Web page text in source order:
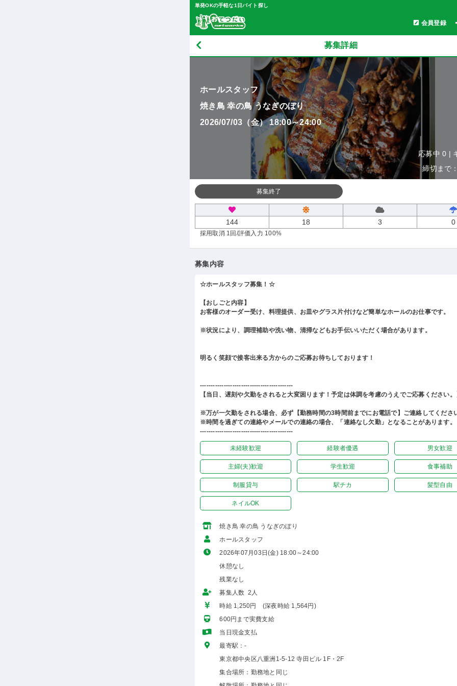
単発OKの手軽な1日バイト探し
会員登録
募集詳細
ホールスタッフ
焼き鳥 幸の鳥 うなぎのぼり
2026/07/03（金） 18:00～24:00
応募中 0 |
締切まで
募集終了
144 18 3 0
採用取消 1回 /評価入力 100%
募集内容
☆ホールスタッフ募集！☆
【おしごと内容】
お客様のオーダー受け、料理提供、お皿やグラス片付けなど簡単なホールのお仕事です。
※状況により、調理補助や洗い物、清掃などもお手伝いいただく場合があります。
明るく笑顔で接客出来る方からのご応募お待ちしております！
-------------------------------------------
【当日、遅刻や欠勤をされると大変困ります！予定は体調を考慮のうえでご応募ください
※万が一欠勤をされる場合、必ず【勤務時間の3時間前までにお電話で】ご連絡してくださ
※時間を過ぎての連絡やメールでの連絡の場合、「連絡なし欠勤」となることがあります。
-------------------------------------------
未経験歓迎 経験者優遇 男女歓迎
主婦(夫)歓迎 学生歓迎 食事補助
制服貸与 駅チカ 髪型自由
ネイルOK
焼き鳥 幸の鳥 うなぎのぼり
ホールスタッフ
2026年07月03日(金) 18:00～24:00
休憩なし
残業なし
募集人数 2人
時給 1,250円 (深夜時給 1,564円)
600円まで実費支給
当日現金支払
最寄駅：-
東京都中央区八重洲1-5-12 寺田ビル 1F・2F
集合場所：勤務地と同じ